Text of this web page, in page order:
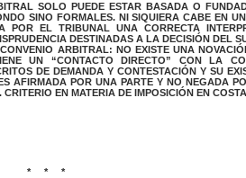
SOLO PUEDE ESTAR BASADA O
SINO FORMALES. NI SIQUIERA CABE EN
POR EL TRIBUNAL UNA CORRECTA
DESTINADAS A LA DECISIÓN DEL
ARBITRAL: NO EXISTE UNA
UN “CONTACTO DIRECTO” CON LA
DE DEMANDA Y CONTESTACIÓN Y SU
AFIRMADA POR UNA PARTE Y NO NEGADA
EN MATERIA DE IMPOSICIÓN EN
* * *